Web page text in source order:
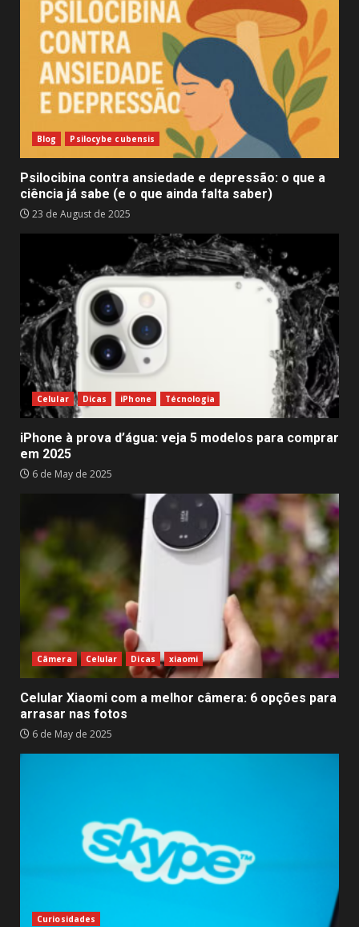
Blog Psilocybe cubensis
Psilocibina contra ansiedade e depressão: o que a
ciência já sabe (e o que ainda falta saber)
23 de August de 2025
Celular Dicas iPhone Técnologia
iPhone à prova d’água: veja 5 modelos para comprar
em 2025
6 de May de 2025
Câmera Celular Dicas xiaomi
Celular Xiaomi com a melhor câmera: 6 opções para
arrasar nas fotos
6 de May de 2025
Curiosidades